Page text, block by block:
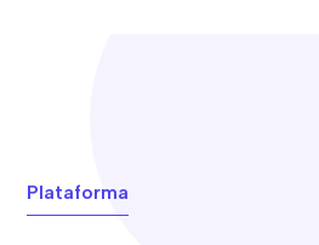
Plataforma